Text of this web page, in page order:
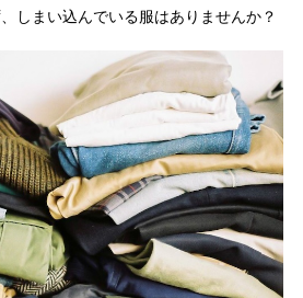
しまい込んでいる服はありませんか？